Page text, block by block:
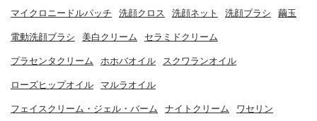
マイクロニードルパッチ 洗顔クロス 洗顔ネット 洗顔ブラシ 繭玉
電動洗顔ブラシ 美白クリーム セラミドクリーム
プラセンタクリーム ホホバオイル スクワランオイル
ローズヒップオイル マルラオイル
フェイスクリーム・ジェル・バーム ナイトクリーム ワセリン